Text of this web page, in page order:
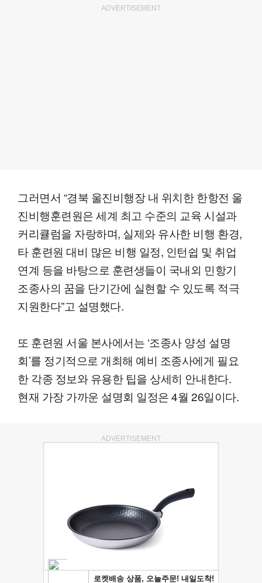
ADVERTISEMENT
그러면서 “경북 울진비행장 내 위치한 한항전 울
진비행훈련원은 세계 최고 수준의 교육 시설과
커리큘럼을 자랑하며, 실제와 유사한 비행 환경,
타 훈련원 대비 많은 비행 일정, 인턴쉽 및 취업
연계 등을 바탕으로 훈련생들이 국내외 민항기
조종사의 꿈을 단기간에 실현할 수 있도록 적극
지원한다”고 설명했다.
또 훈련원 서울 본사에서는 ‘조종사 양성 설명
회’를 정기적으로 개최해 예비 조종사에게 필요
한 각종 정보와 유용한 팁을 상세히 안내한다.
현재 가장 가까운 설명회 일정은 4월 26일이다.
ADVERTISEMENT